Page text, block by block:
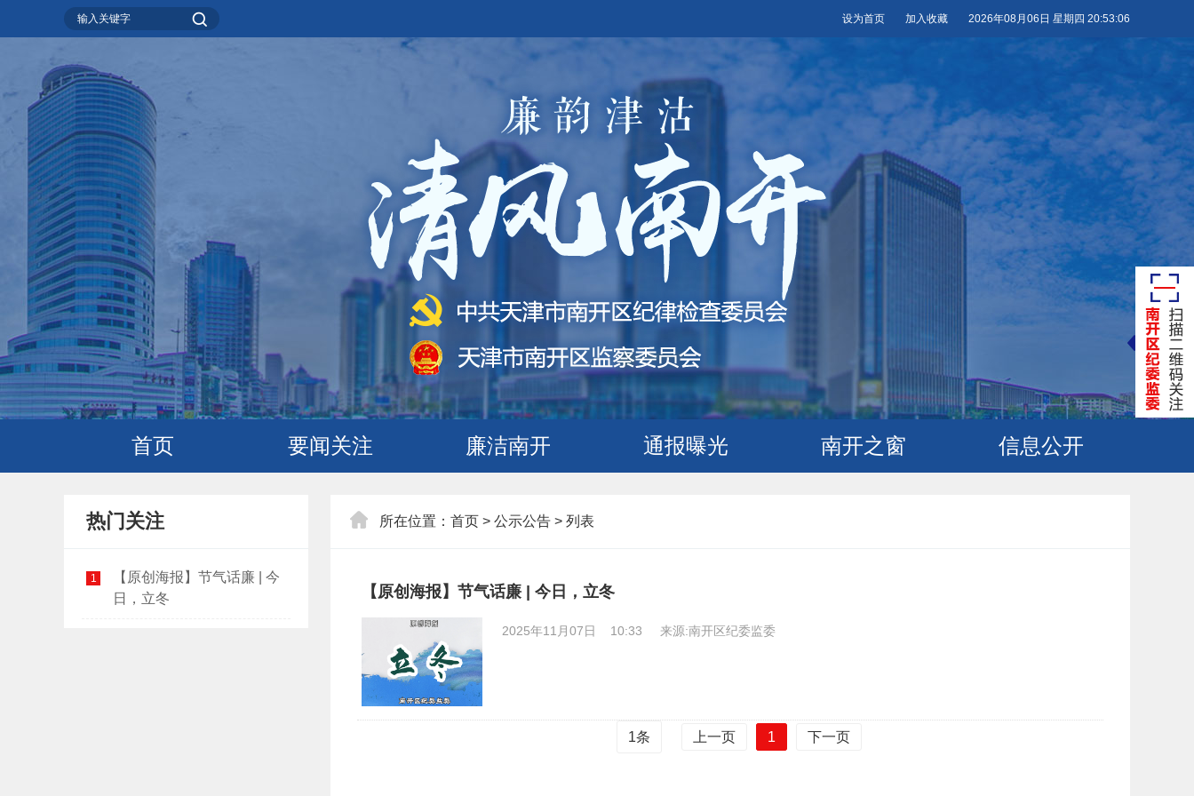
设为首页 加入收藏 2026年08月06日 星期四 20:53:06
首页 要闻关注 廉洁南开 通报曝光 南开之窗 信息公开
热门关注
1
【原创海报】节气话廉 | 今
日，立冬
所在位置： 首页 > 公示公告 > 列表
【原创海报】节气话廉 | 今日，立冬
2025年11月07日 10:33 来源:南开区纪委监委
1条 上一页 1 下一页